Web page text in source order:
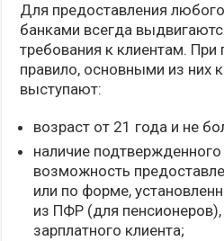
Для предоставления
банками всегда
требования к клиентам. При
правило, основными из них
выступают:
возраст от 21 года и не
наличие подтвержденного
возможность
или по форме,
из ПФР (для пенсионеров),
зарплатного клиента;